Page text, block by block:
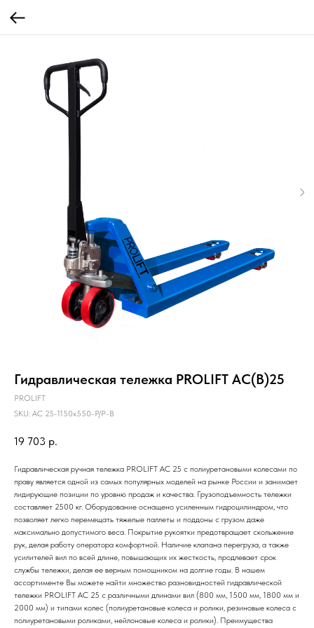
Гидравлическая тележка PROLIFT AC(B)25
PROLIFT
SKU: AC 25-1150x550-P/P-B
19 703 р.
Гидравлическая ручная тележка PROLIFT AC 25 с полиуретановыми колесами по
праву является одной из самых популярных моделей на рынке России и занимает
лидирующие позиции по уровню продаж и качества. Грузоподъемность тележки
составляет 2500 кг. Оборудование оснащено усиленным гидроцилиндром, что
позволяет легко перемещать тяжелые паллеты и поддоны с грузом даже
максимально допустимого веса. Покрытие рукоятки предотвращает скольжение
рук, делая работу оператора комфортной. Наличие клапана перегруза, а также
усилителей вил по всей длине, повышающих их жесткость, продлевает срок
службы тележки, делая ее верным помощником на долгие годы. В нашем
ассортименте Вы можете найти множество разновидностей гидравлической
тележки PROLIFT AC 25 с различными длинами вил (800 мм, 1500 мм, 1800 мм и
2000 мм) и типами колес (полиуретановые колеса и ролики, резиновые колеса с
полиуретановыми роликами, нейлоновые колеса и ролики). Преимущества